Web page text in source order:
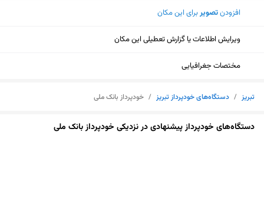
افزودنتصویربرای این مکان
ویرایش اطلاعات یا گزارش تعطیلی این مکان
مختصات جغرافیایی
تبریز / دستگاه‌های خودپرداز تبریز / خودپرداز بانک ملی
دستگاه‌های خودپرداز پیشنهادی در نزدیکی خودپرداز بانک ملی